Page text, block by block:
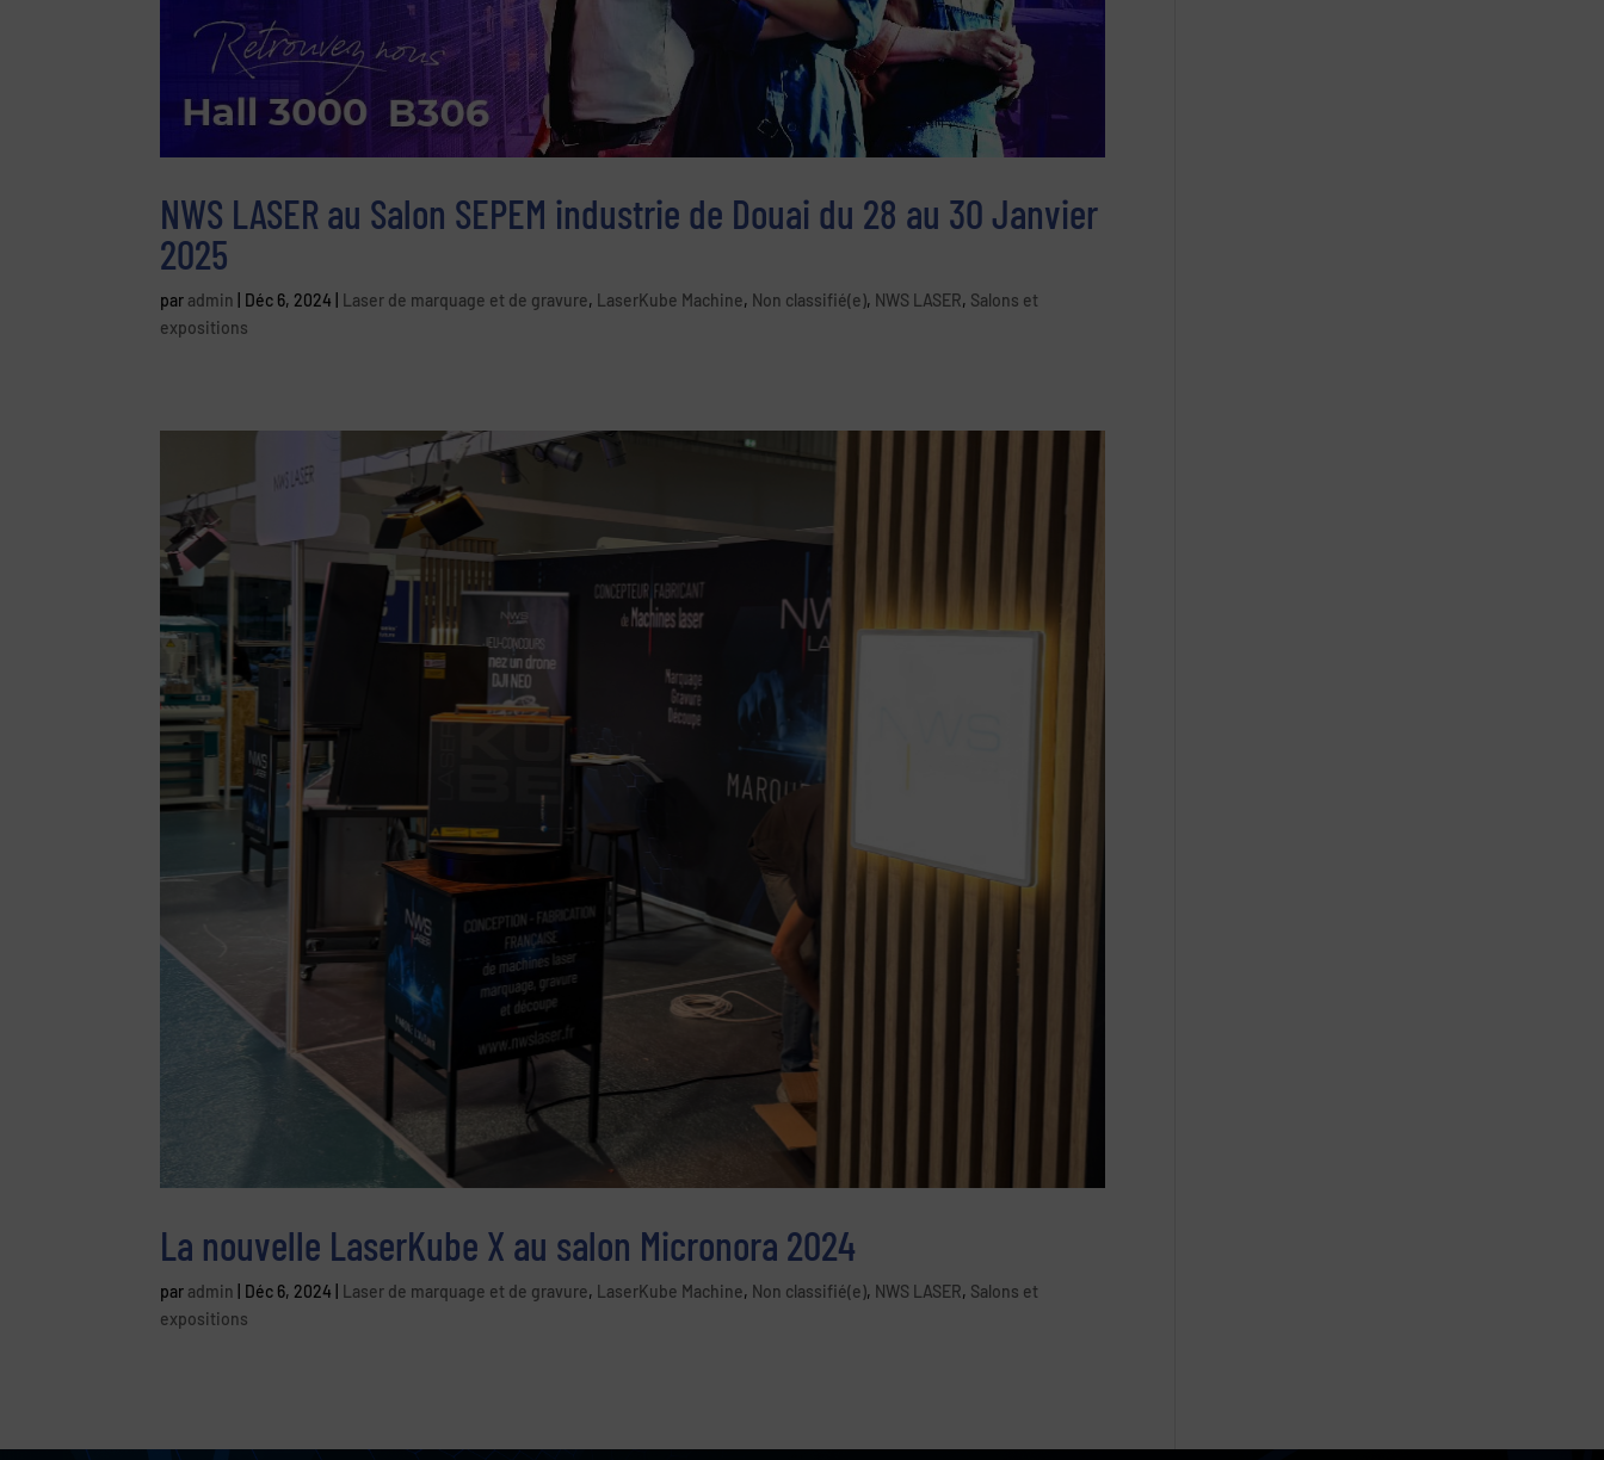
NWS LASER au Salon SEPEM industrie de Douai du 28 au 30 Janvier
2025
par admin Déc 6, 2024 Laser de marquage et de gravure, LaserKube Machine, Non classifié(e), NWS LASER, Salons et
expositions
La nouvelle LaserKube X au salon Micronora 2024
par admin Déc 6, 2024 Laser de marquage et de gravure, LaserKube Machine, Non classifié(e), NWS LASER, Salons et
expositions